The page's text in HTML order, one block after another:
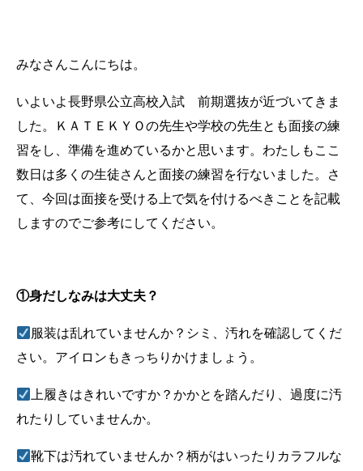
みなさんこんにちは。
いよいよ長野県公立高校入試 前期選抜が近づいてきま
した。ＫＡＴＥＫＹＯの先生や学校の先生とも面接の練
習をし、準備を進めているかと思います。わたしもここ
数日は多くの生徒さんと面接の練習を行ないました。さ
て、今回は面接を受ける上で気を付けるべきことを記載
しますのでご参考にしてください。
①身だしなみは大丈夫？
服装は乱れていませんか？シミ、汚れを確認してくだ
さい。アイロンもきっちりかけましょう。
上履きはきれいですか？かかとを踏んだり、過度に汚
れたりしていませんか。
靴下は汚れていませんか？柄がはいったりカラフルな